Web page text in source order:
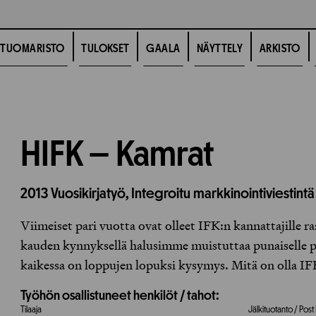
TUOMARISTO TULOKSET GAALA NÄYTTELY ARKISTO
HIFK – Kamrat
2013 Vuosikirjatyö, Integroitu markkinointiviestintä
Viimeiset pari vuotta ovat olleet IFK:n kannattajille
kauden kynnyksellä halusimme muistuttaa punaiselle
kaikessa on loppujen lopuksi kysymys. Mitä on olla
Työhön osallistuneet henkilöt / tahot:
Tilaaja Jälkituotanto /